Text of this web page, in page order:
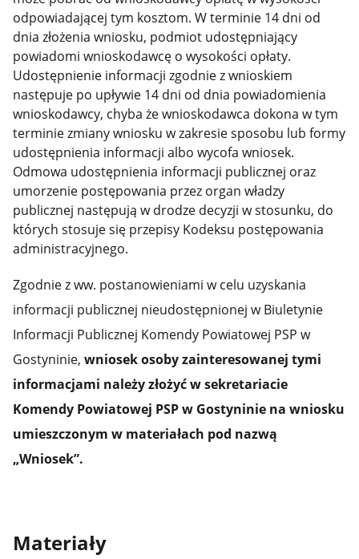
odpowiadającej tym kosztom. W terminie 14 dni od
dnia złożenia wniosku, podmiot udostępniający
powiadomi wnioskodawcę o wysokości opłaty.
Udostępnienie informacji zgodnie z wnioskiem
następuje po upływie 14 dni od dnia powiadomienia
wnioskodawcy, chyba że wnioskodawca dokona w tym
terminie zmiany wniosku w zakresie sposobu lub formy
udostępnienia informacji albo wycofa wniosek.
Odmowa udostępnienia informacji publicznej oraz
umorzenie postępowania przez organ władzy
publicznej następują w drodze decyzji w stosunku, do
których stosuje się przepisy Kodeksu postępowania
administracyjnego.
Zgodnie z ww. postanowieniami w celu uzyskania
informacji publicznej nieudostępnionej w Biuletynie
Informacji Publicznej Komendy Powiatowej PSP w
Gostyninie,wniosek osoby zainteresowanej tymi
informacjami należy złożyć w sekretariacie
Komendy Powiatowej PSP w Gostyninie na wniosku
umieszczonym w materiałach pod nazwą
„Wniosek”.
Materiały